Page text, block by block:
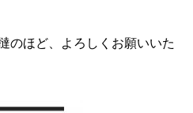
のほど、よろしくお願いいた